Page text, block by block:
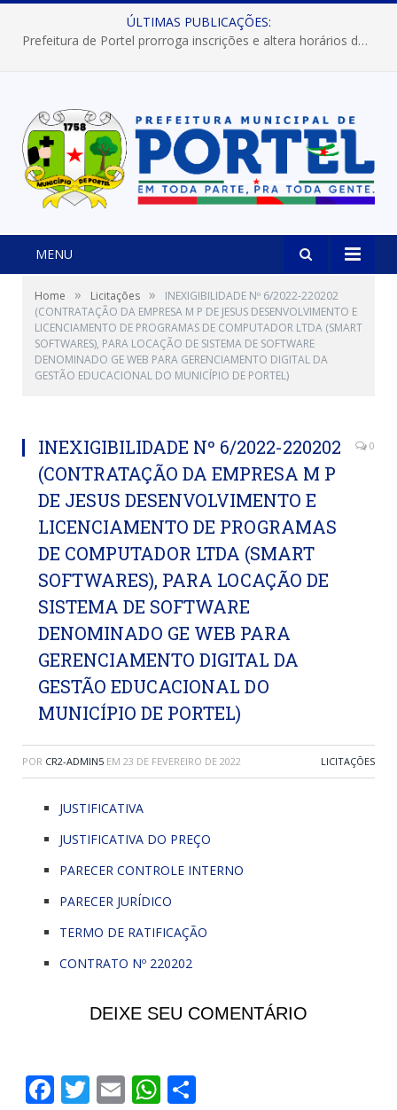
ÚLTIMAS PUBLICAÇÕES:
Prefeitura de Portel prorroga inscrições e altera horários dos concursos “Musa” e “Miss Mix Verão 2026”
MENU
Home » Licitações »
INEXIGIBILIDADE Nº 6/2022-220202
(CONTRATAÇÃO DA EMPRESA M P DE JESUS DESENVOLVIMENTO E
LICENCIAMENTO DE PROGRAMAS DE COMPUTADOR LTDA (SMART
SOFTWARES), PARA LOCAÇÃO DE SISTEMA DE SOFTWARE
DENOMINADO GE WEB PARA GERENCIAMENTO DIGITAL DA
GESTÃO EDUCACIONAL DO MUNICÍPIO DE PORTEL)
INEXIGIBILIDADE Nº 6/2022-220202
(CONTRATAÇÃO DA EMPRESA M P
DE JESUS DESENVOLVIMENTO E
LICENCIAMENTO DE PROGRAMAS
DE COMPUTADOR LTDA (SMART
SOFTWARES), PARA LOCAÇÃO DE
SISTEMA DE SOFTWARE
DENOMINADO GE WEB PARA
GERENCIAMENTO DIGITAL DA
GESTÃO EDUCACIONAL DO
MUNICÍPIO DE PORTEL)
0
POR CR2-ADMIN5 EM 23 DE FEVEREIRO DE 2022 LICITAÇÕES
JUSTIFICATIVA
JUSTIFICATIVA DO PREÇO
PARECER CONTROLE INTERNO
PARECER JURÍDICO
TERMO DE RATIFICAÇÃO
CONTRATO Nº 220202
DEIXE SEU COMENTÁRIO
Facebook
Twitter
EmailWhatsApp